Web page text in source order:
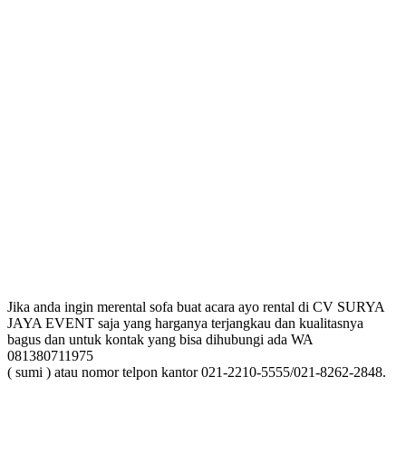
Jika anda ingin merental sofa buat acara ayo rental di CV SURYA
JAYA EVENT saja yang harganya terjangkau dan kualitasnya
bagus dan untuk kontak yang bisa dihubungi ada WA
081380711975
( sumi ) atau nomor telpon kantor 021-2210-5555/021-8262-2848.